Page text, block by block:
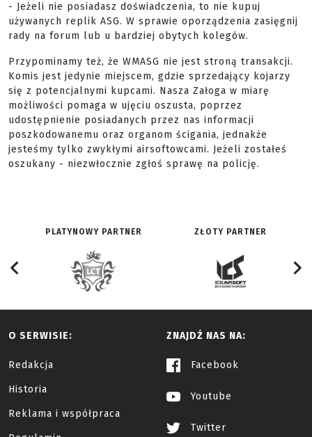
- Jeżeli nie posiadasz doświadczenia, to nie kupuj
używanych replik ASG. W sprawie oporządzenia zasięgnij
rady na forum lub u bardziej obytych kolegów.
Przypominamy też, że WMASG nie jest stroną transakcji.
Komis jest jedynie miejscem, gdzie sprzedający kojarzy
się z potencjalnymi kupcami. Nasza Załoga w miarę
możliwości pomaga w ujęciu oszusta, poprzez
udostępnienie posiadanych przez nas informacji
poszkodowanemu oraz organom ścigania, jednakże
jesteśmy tylko zwykłymi airsoftowcami. Jeżeli zostałeś
oszukany - niezwłocznie zgłoś sprawę na policję.
PLATYNOWY PARTNER ZŁOTY PARTNER
O SERWISIE:
Redakcja
Historia
Reklama i współpraca
ZNAJDŹ NAS NA:
Facebook
Youtube
Twitter